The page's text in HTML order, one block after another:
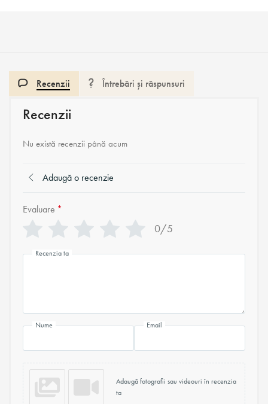
Recenzii Întrebări și răspunsuri
Recenzii
Nu există recenzii până acum
Adaugă o recenzie
Evaluare *
0/5
Recenzia ta
Nume Email
Adaugă fotografii sau videouri în recenzia
ta